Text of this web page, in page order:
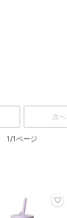
次へ
1/1ページ